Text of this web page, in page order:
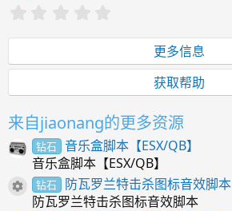
0
星
更多信息
获取帮助
来自jiaonang的更多资源
钻石
音乐盒脚本【ESX/QB】
音乐盒脚本【ESX/QB】
资源图标
钻石
防瓦罗兰特击杀图标音效脚本
防瓦罗兰特击杀图标音效脚本